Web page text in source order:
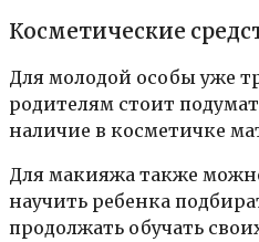
Косметические
Для молодой особы уже
родителям стоит
наличие в косметичке
Для макияжа также
научить ребенка
продолжать обучать